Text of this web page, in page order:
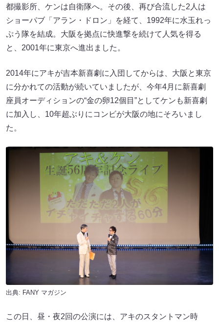
都撮影所、ケンは自衛隊へ。その後、再び合流した2人は
ショーパブ「アラン・ドロン」を経て、1992年に水玉れっ
ぷう隊を結成。大阪を拠点に快進撃を続けて人気を得る
と、2001年に東京へ進出ました。
2014年にアキが吉本新喜劇に入団してからは、大阪と東京
に分かれての活動が続いていましたが、今年4月に新喜劇
座員オーディションの“金の卵12個目”としてケンも新喜劇
に加入し、10年超ぶりにコンビが大阪の地にそろいまし
た。
出典: FANY マガジン
この日、昼・夜2回の公演には、アキのスタントマン時